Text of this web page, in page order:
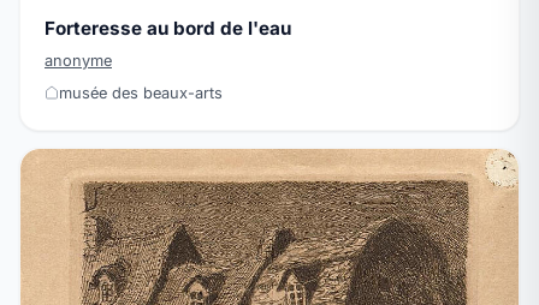
Forteresse au bord de l'eau
anonyme
musée des beaux-arts